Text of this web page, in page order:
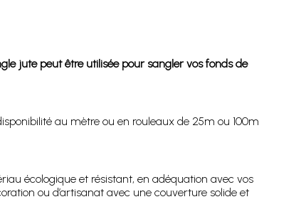
jute peut être utilisée pour sangler vos fonds de
au mètre ou en rouleaux de 25m ou 100m
écologique et résistant, en adéquation avec vos
ou d’artisanat avec une couverture solide et